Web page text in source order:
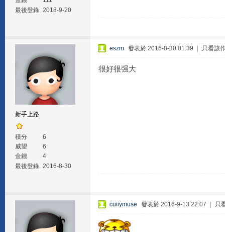
最後登錄 2018-9-20
新手上路
積分
6
威望
6
金錢
4
最後登錄 2016-8-30
eszm 發表於 2016-8-30 01:39 只看該
很好很强大
cuiiymuse 發表於 2016-9-13 22:07 只